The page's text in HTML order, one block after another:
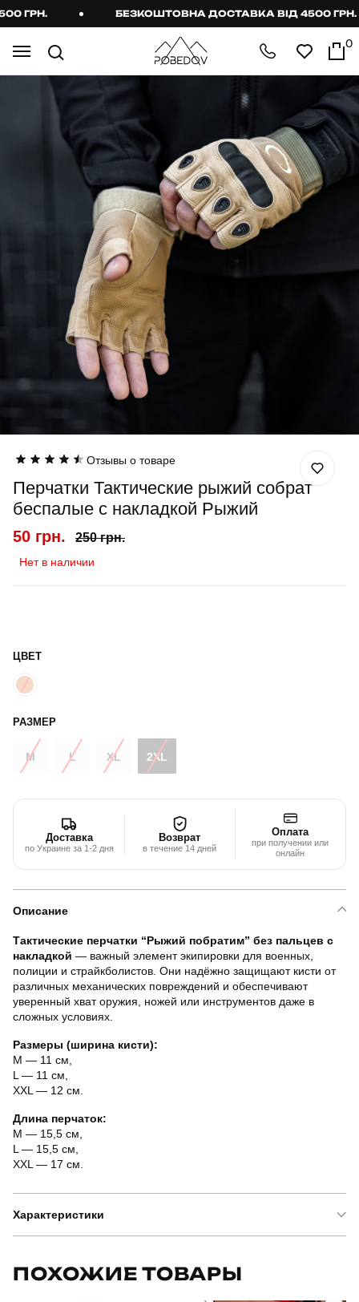
ГРН. БЕЗКОШТОВНА ДОСТАВКА ВІД 4500 ГРН.
0
Отзывы о товаре
Перчатки Тактические рыжий собрат
беспалые с накладкой Рыжий
50 грн. 250 грн.
Нет в наличии
ЦВЕТ
РАЗМЕР
M L XL 2XL
Доставка
по Украине за 1-2 дня
Возврат
в течение 14 дней
Оплата
при получении или
онлайн
Описание
Тактические перчатки “Рыжий побратим” без пальцев с
накладкой — важный элемент экипировки для военных,
полиции и страйкболистов. Они надёжно защищают кисти от
различных механических повреждений и обеспечивают
уверенный хват оружия, ножей или инструментов даже в
сложных условиях.
Размеры (ширина кисти):
M — 11 см,
L — 11 см,
XXL — 12 см.
Длина перчаток:
M — 15,5 см,
L — 15,5 см,
XXL — 17 см.
Характеристики
ПОХОЖИЕ ТОВАРЫ